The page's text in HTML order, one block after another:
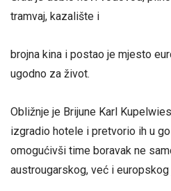
tramvaj, kazalište i
brojna kina i postao je mjesto
ugodno za život.
Obližnje je Brijune Karl
izgradio hotele i pretvorio ih u
omogućivši time boravak ne
austrougarskog, već i